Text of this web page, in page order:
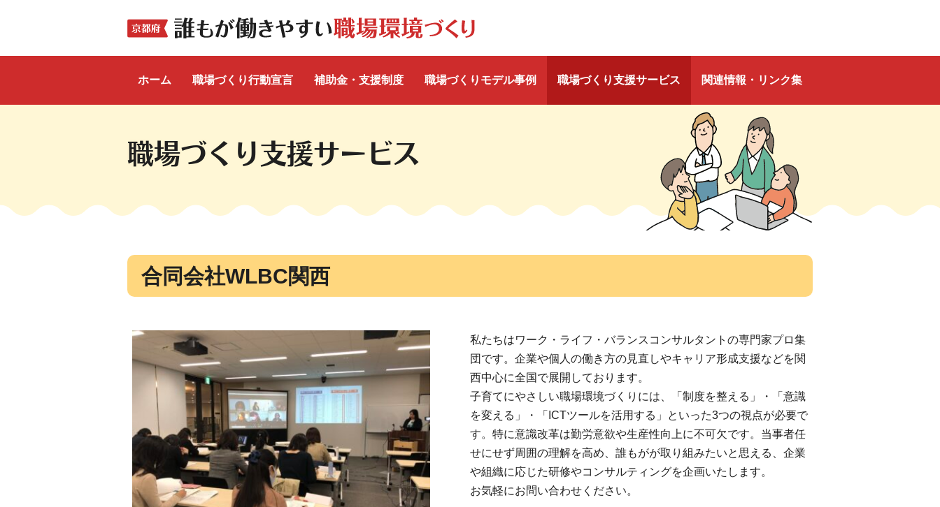
ホーム 職場づくり行動宣言 補助金・支援制度 職場づくりモデル事例 職場づくり支援サービス 関連情報・リンク集
職場づくり支援サービス
合同会社WLBC関西
私たちはワーク・ライフ・バランスコンサルタントの専門家プロ集
団です。企業や個人の働き方の見直しやキャリア形成支援などを関
西中心に全国で展開しております。
子育てにやさしい職場環境づくりには、「制度を整える」・「意識
を変える」・「ICTツールを活用する」といった3つの視点が必要で
す。特に意識改革は勤労意欲や生産性向上に不可欠です。当事者任
せにせず周囲の理解を高め、誰もがが取り組みたいと思える、企業
や組織に応じた研修やコンサルティングを企画いたします。
お気軽にお問い合わせください。